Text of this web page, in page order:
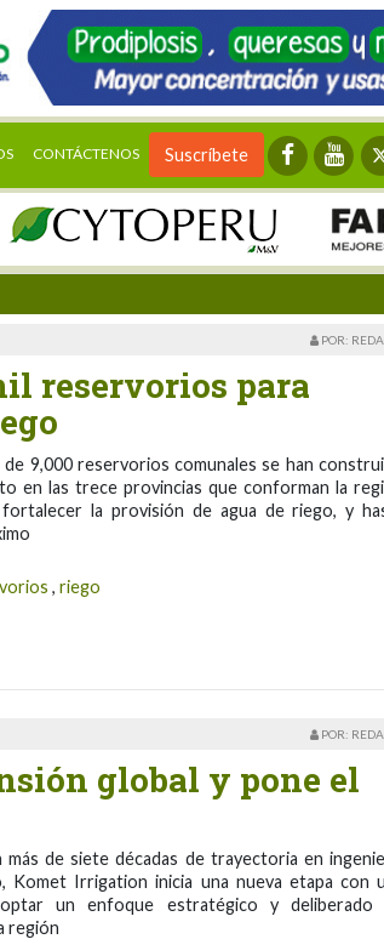
CONTÁCTENOS Suscríbete
POR:
reservorios para
de 9,000 reservorios comunales se han
en las trece provincias que conforman la
fortalecer la provisión de agua de riego, y
, riego
POR:
global y pone el
más de siete décadas de trayectoria en
Komet Irrigation inicia una nueva etapa con
un enfoque estratégico y deliberado
región